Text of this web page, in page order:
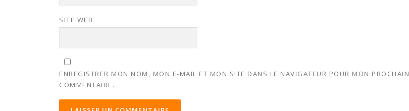
SITE WEB
ENREGISTRER MON NOM, MON E-MAIL ET MON SITE DANS LE NAVIGATEUR POUR MON PROCHAIN
COMMENTAIRE.